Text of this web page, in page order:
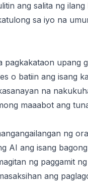
ang salita ng
sa iyo na
upang
o batiin ang isang
na
maaabot ang
ng
AI ang isang
ng paggamit
ang